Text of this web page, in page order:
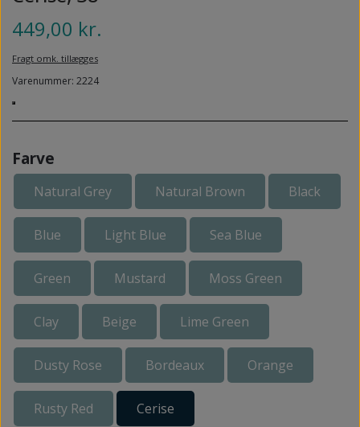
VABLER
REVAMIL
449,00 kr.
Fragt omk. tillægges
Varenummer: 2224
Farve
Natural Grey Natural Brown Black
Blue Light Blue Sea Blue
Green Mustard Moss Green
Clay Beige Lime Green
Dusty Rose Bordeaux Orange
Rusty Red Cerise